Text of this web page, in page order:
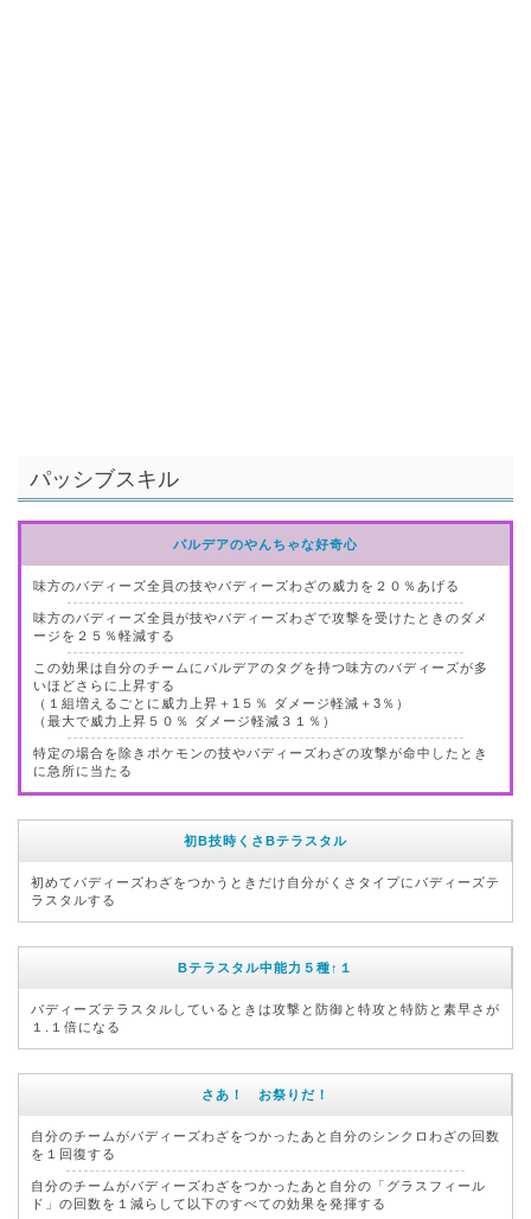
パッシブスキル
パルデアのやんちゃな好奇心
味方のバディーズ全員の技やバディーズわざの威力を２０％あげる
味方のバディーズ全員が技やバディーズわざで攻撃を受けたときのダメ
ージを２５％軽減する
この効果は自分のチームにパルデアのタグを持つ味方のバディーズが多
いほどさらに上昇する
（１組増えるごとに威力上昇＋1５％ ダメージ軽減＋3％）
（最大で威力上昇５０％ ダメージ軽減３１％）
特定の場合を除きポケモンの技やバディーズわざの攻撃が命中したとき
に急所に当たる
初B技時くさBテラスタル
初めてバディーズわざをつかうときだけ自分がくさタイプにバディーズテ
ラスタルする
Bテラスタル中能力５種↑１
バディーズテラスタルしているときは攻撃と防御と特攻と特防と素早さが
１.１倍になる
さあ！ お祭りだ！
自分のチームがバディーズわざをつかったあと自分のシンクロわざの回数
を１回復する
自分のチームがバディーズわざをつかったあと自分の「グラスフィール
ド」の回数を１減らして以下のすべての効果を発揮する